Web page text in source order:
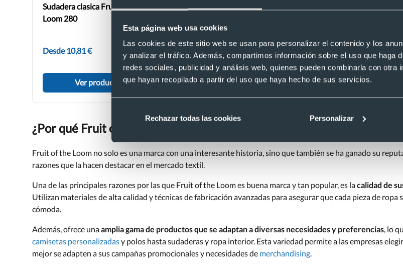
Esta página web usa cookies
Las cookies de este sitio web se usan para personalizar el contenido y los
y analizar el tráfico. Además, compartimos información sobre el uso que haga
redes sociales, publicidad y análisis web, quienes pueden combinarla con otra
que hayan recopilado a partir del uso que haya hecho de sus servicios.
Rechazar todas las cookies Personalizar
Sudadera clasica Fruit Of The
Loom 280
Desde 10,81 €
Ver producto
Camiseta de tirantes
weight athletic Fruit Of The
Loom 165
Desde 2,06 €
Ver producto
Desde 14,73 €
Ver producto
¿Por qué Fruit of the Loom es buena marca?
Fruit of the Loom no solo es una marca con una interesante historia, sino que también se ha ganado su
razones que la hacen destacar en el mercado textil.
Una de las principales razones por las que Fruit of the Loom es buena marca y tan popular, es lacalidad de
Utilizan materiales de alta calidad y técnicas de fabricación avanzadas para asegurar que cada pieza de ropa
cómoda.
Además, ofrece unaamplia gama de productos que se adaptan a diversas necesidades y preferencias, lo
camisetas personalizadasy polos hasta sudaderas y ropa interior. Esta variedad permite a las empresas
mejor se adapten a sus campañas promocionales y necesidades de merchandising.